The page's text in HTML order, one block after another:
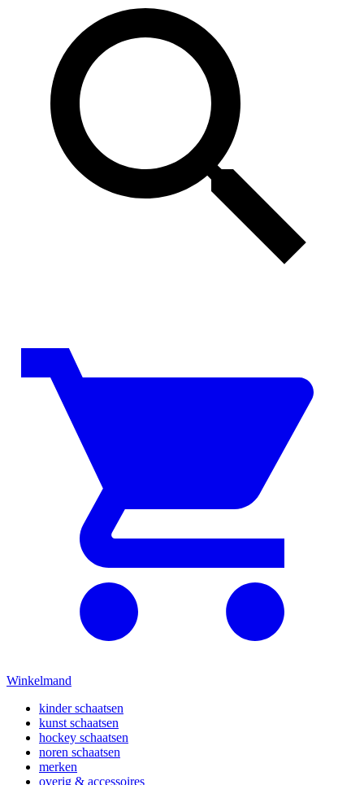
Winkelmand
kinder schaatsen
kunst schaatsen
hockey schaatsen
noren schaatsen
merken
overig & accessoires